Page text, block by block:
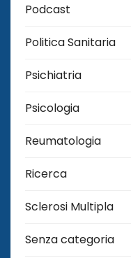
Podcast
Politica Sanitaria
Psichiatria
Psicologia
Reumatologia
Ricerca
Sclerosi Multipla
Senza categoria